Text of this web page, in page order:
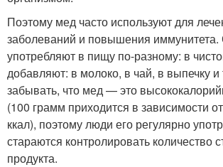
Поэтому мед часто используют для
заболеваний и повышения
употребляют в пищу по-разному: в
добавляют: в молоко, в чай, в выпечку
забывать, что мед — это
(100 грамм приходится в зависимости
ккал), поэтому люди его регулярно
стараются контролировать количество
продукта.